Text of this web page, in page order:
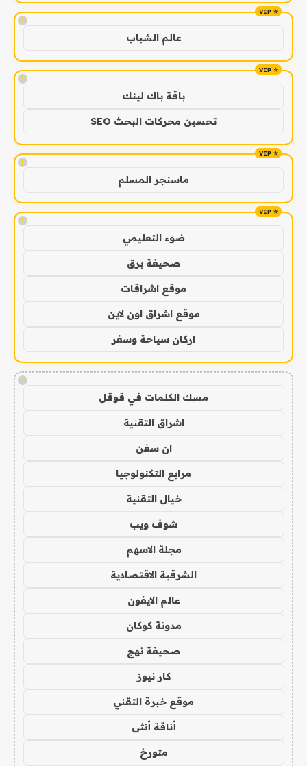
!
عالم الشباب
!
باقة باك لينك
تحسين محركات البحث SEO
!
ماسنجر المسلم
!
ضوء التعليمي
صحيفة برق
موقع اشراقات
موقع اشراق اون لاين
اركان سياحة وسفر
!
مسك الكلمات في قوقل
اشراق التقنية
ان سفن
مرابع التكنولوجيا
خيال التقنية
شوف ويب
مجلة الاسهم
الشرقية الاقتصادية
عالم الايفون
مدونة كوكان
صحيفة نهج
كار نيوز
موقع خبرة التقني
أناقة أنثى
متورخ